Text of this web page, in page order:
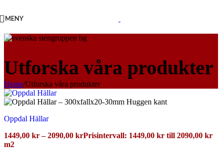
MENY
Utforska våra produkter
Home/Utforska våra produkter
Oppdal Hällar
1449,00 kr – 2090,00 krPrisintervall: 1449,00 kr till 2090,00 kr
m2